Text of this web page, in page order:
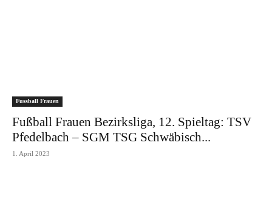
Fussball Frauen
Fußball Frauen Bezirksliga, 12. Spieltag: TSV
Pfedelbach – SGM TSG Schwäbisch...
1. April 2023